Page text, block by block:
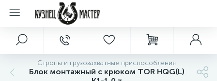
Стропы и грузозахватные приспособления
Блок монтажный с крюком TOR HQG(L)